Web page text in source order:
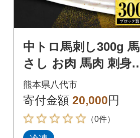
中トロ馬刺し300g 馬
さし お肉 馬肉 刺身
刺し身 馬刺し 馬刺し
ブロック_289-6721
熊本県八代市
寄付金額 20,000円
（0件）